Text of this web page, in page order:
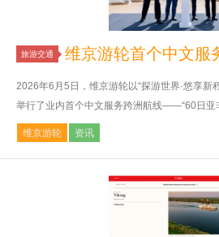
旅游交通 维京游轮首个中文服
2026年6月5日，维京游轮以“探游世界·悠享新
举行了业内首个中文服务跨洲航线——“60日亚
维京游轮 资讯